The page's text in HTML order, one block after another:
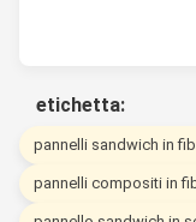
39
etichetta:
pannelli sandwich in
pannelli compositi in